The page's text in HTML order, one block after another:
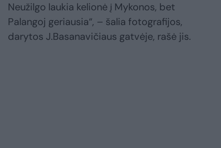
Neužilgo laukia kelionė į Mykonos, bet
Palangoj geriausia“, – šalia fotografijos,
darytos J.Basanavičiaus gatvėje, rašė jis.